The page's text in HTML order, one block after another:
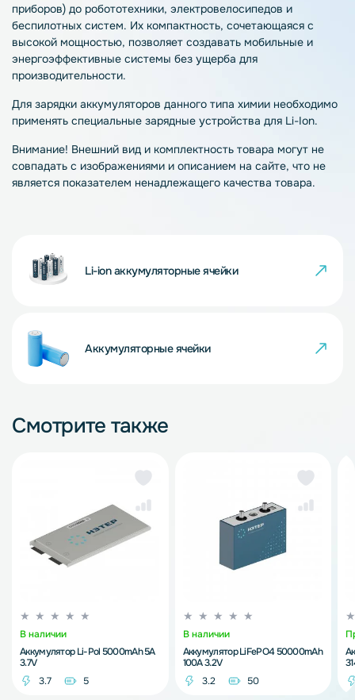
приборов) до робототехники, электровелосипедов и
беспилотных систем. Их компактность, сочетающаяся с
высокой мощностью, позволяет создавать мобильные и
энергоэффективные системы без ущерба для
производительности.
Для зарядки аккумуляторов данного типа химии необходимо
применять специальные зарядные устройства для Li-Ion.
Внимание! Внешний вид и комплектность товара могут не
совпадать с изображениями и описанием на сайте, что не
является показателем ненадлежащего качества товара.
Li-ion аккумуляторные ячейки
Аккумуляторные ячейки
Смотрите также
В наличии
Аккумулятор Li-Pol 5000mAh 5A
3.7V
3.7
5
В наличии
Аккумулятор LiFePO4 50000mAh
100A 3.2V
3.2
50